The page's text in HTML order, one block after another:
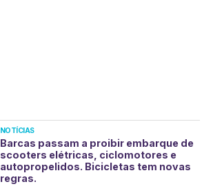
NOTÍCIAS
Barcas passam a proibir embarque de
scooters elétricas, ciclomotores e
autopropelidos. Bicicletas tem novas
regras.